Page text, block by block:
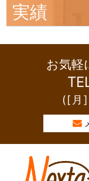
実績
お気軽
([月